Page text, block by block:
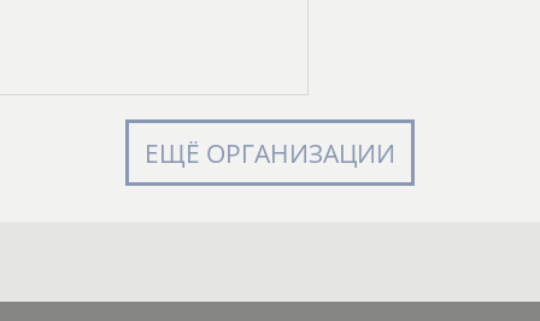
ЕЩЁ ОРГАНИЗАЦИИ